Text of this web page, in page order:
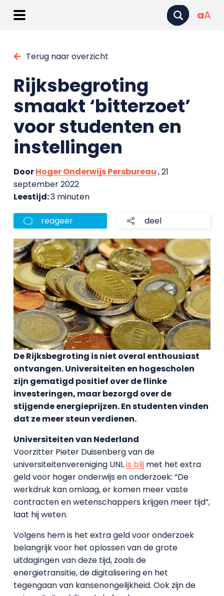
aA
Terug naar overzicht
Rijksbegroting
smaakt ‘bitterzoet’
voor studenten en
instellingen
DoorHoger Onderwijs Persbureau, 21
september 2022
Leestijd:3 minuten
reageer deel
De Rijksbegroting is niet overal enthousiast
ontvangen. Universiteiten en hogescholen
zijn gematigd positief over de flinke
investeringen, maar bezorgd over de
stijgende energieprijzen. En studenten vinden
dat ze meer steun verdienen.
Universiteiten van Nederland
Voorzitter Pieter Duisenberg van de
universiteitenvereniging UNLis blijmet het extra
geld voor hoger onderwijs en onderzoek: “De
werkdruk kan omlaag, er komen meer vaste
contracten en wetenschappers krijgen meer tijd”,
laat hij weten.
Volgens hem is het extra geld voor onderzoek
belangrijk voor het oplossen van de grote
uitdagingen van deze tijd, zoals de
energietransitie, de digitalisering en het
tegengaan van kansenongelijkheid. Ook zijn de